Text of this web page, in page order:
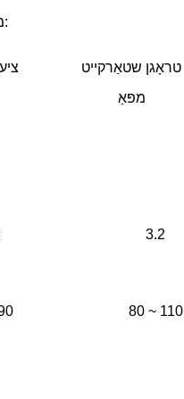
מעכאנישע אייגנשאפטן פון וועַלסט מעטאַל:
טראָגן שטאַרקייט
מפּאַ
3.2
80 ~ 110